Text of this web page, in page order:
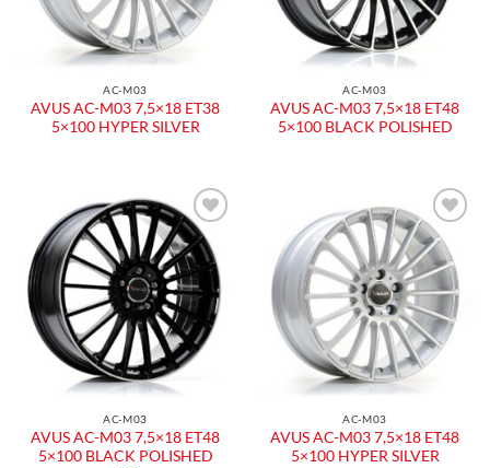
AC-M03
AVUS AC-M03 7,5×18 ET38
5×100 HYPER SILVER
AC-M03
AVUS AC-M03 7,5×18 ET48
5×100 BLACK POLISHED
Aggiungi
alla lista
dei
desideri
AC-M03
AVUS AC-M03 7,5×18 ET48
5×100 BLACK POLISHED
Aggiungi
alla lista
dei
desideri
AC-M03
AVUS AC-M03 7,5×18 ET48
5×100 HYPER SILVER